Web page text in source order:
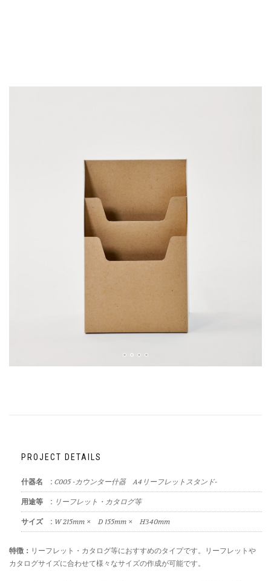
PROJECT DETAILS
什器名 : C005 -カウンター什器 A4リーフレットスタンド-
用途等 : リーフレット・カタログ等
サイズ : W 215mm × D 155mm × H340mm
特徴： リーフレット・カタログ等におすすめのタイプです。リーフレットや
カタログサイズに合わせて様々なサイズの作成が可能です。